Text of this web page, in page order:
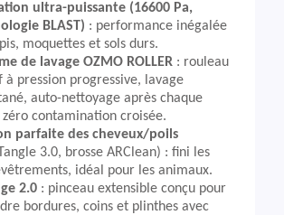
ultra-puissante (16600 Pa,
BLAST) : performance inégalée
moquettes et sols durs.
de lavage OZMO ROLLER : rouleau
à pression progressive, lavage
auto-nettoyage après chaque
zéro contamination croisée.
parfaite des cheveux/poils
3.0, brosse ARClean) : fini les
idéal pour les animaux.
2.0 : pinceau extensible conçu pour
bordures, coins et plinthes avec